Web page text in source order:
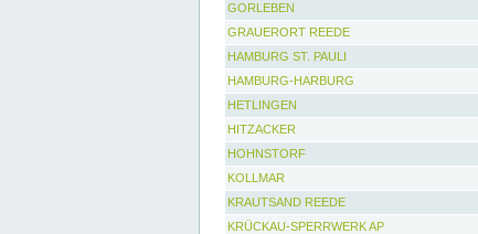
GORLEBEN
GRAUERORT REEDE
HAMBURG ST. PAULI
HAMBURG-HARBURG
HETLINGEN
HITZACKER
HOHNSTORF
KOLLMAR
KRAUTSAND REEDE
KRÜCKAU-SPERRWERK AP